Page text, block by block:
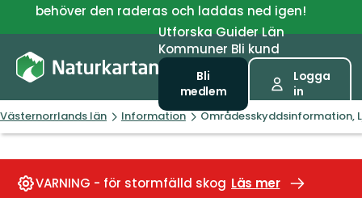
behöver den raderas och laddas ned igen!
UtforskaGuiderLän
Kommuner Bli kund
Bli
medlem
Logga
in
Västernorrlands län Information Områdesskyddsinformation,
VARNING - för stormfälld skog Läs mer